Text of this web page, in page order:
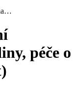
péče o